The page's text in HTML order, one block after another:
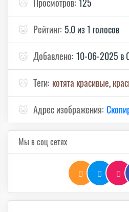
🐱 Рейтинг: 5.0 из 1 голосов
🐱 Добавлено: 10-06-2025 в
🐱 Теги: котята красивые,
🐱 Адрес изображения:
Мы в соц сетях